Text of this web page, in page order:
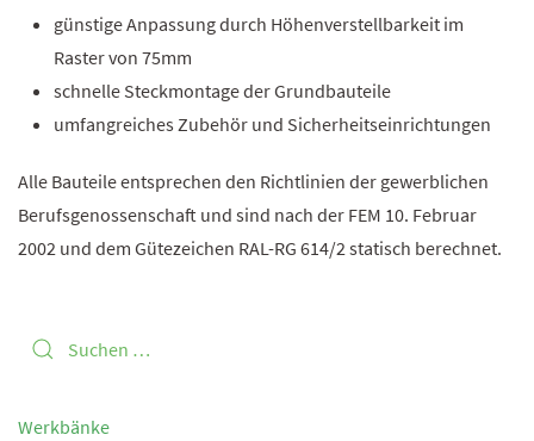
günstige Anpassung durch Höhenverstellbarkeit im
Raster von 75mm
schnelle Steckmontage der Grundbauteile
umfangreiches Zubehör und Sicherheitseinrichtungen
Alle Bauteile entsprechen den Richtlinien der gewerblichen
Berufsgenossenschaft und sind nach der FEM 10. Februar
2002 und dem Gütezeichen RAL-RG 614/2 statisch berechnet.
Werkbänke